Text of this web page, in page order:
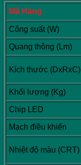
Mã Hàng
Công suất (W)
Quang thông (Lm)
Kích thước (DxRxC)
Khối lượng (Kg)
Chip LED
Mạch điều khiển
Nhiệt độ màu (CRT)